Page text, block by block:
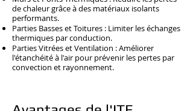
de chaleur grâce à des matériaux isolants
performants.
Parties Basses et Toitures : Limiter les échanges
thermiques par conduction.
Parties Vitrées et Ventilation : Améliorer
l'étanchéité à l'air pour prévenir les pertes par
convection et rayonnement.